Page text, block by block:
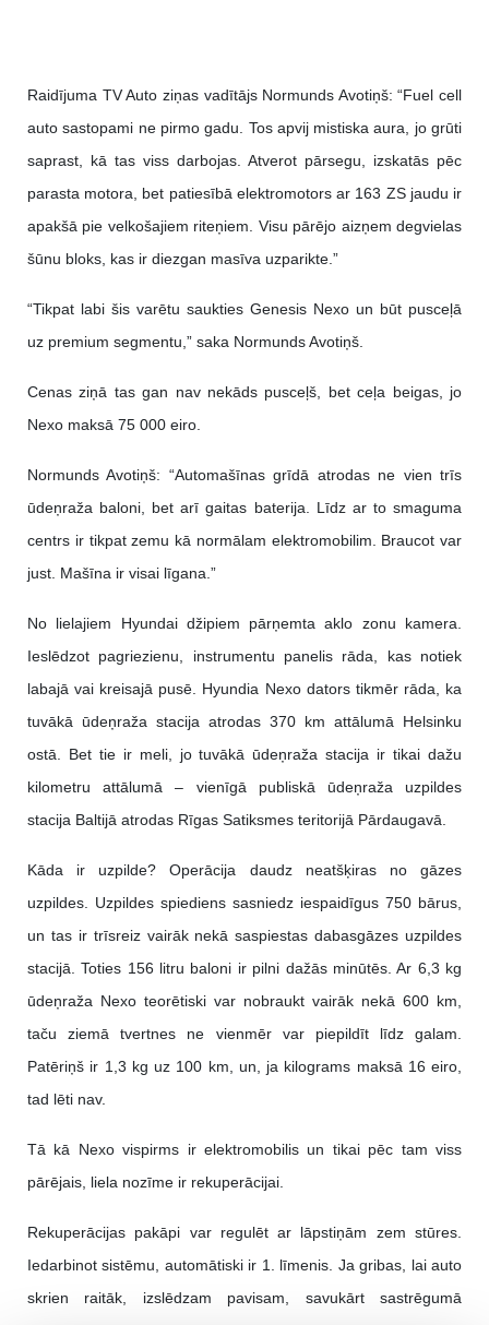
Raidījuma TV Auto ziņas vadītājs Normunds Avotiņš: “Fuel cell
auto sastopami ne pirmo gadu. Tos apvij mistiska aura, jo grūti
saprast, kā tas viss darbojas. Atverot pārsegu, izskatās pēc
parasta motora, bet patiesībā elektromotors ar 163 ZS jaudu ir
apakšā pie velkošajiem riteņiem. Visu pārējo aizņem degvielas
šūnu bloks, kas ir diezgan masīva uzparikte.”
“Tikpat labi šis varētu saukties Genesis Nexo un būt pusceļā
uz premium segmentu,” saka Normunds Avotiņš.
Cenas ziņā tas gan nav nekāds pusceļš, bet ceļa beigas, jo
Nexo maksā 75 000 eiro.
Normunds Avotiņš: “Automašīnas grīdā atrodas ne vien trīs
ūdeņraža baloni, bet arī gaitas baterija. Līdz ar to smaguma
centrs ir tikpat zemu kā normālam elektromobilim. Braucot var
just. Mašīna ir visai līgana.”
No lielajiem Hyundai džipiem pārņemta aklo zonu kamera.
Ieslēdzot pagriezienu, instrumentu panelis rāda, kas notiek
labajā vai kreisajā pusē. Hyundia Nexo dators tikmēr rāda, ka
tuvākā ūdeņraža stacija atrodas 370 km attālumā Helsinku
ostā. Bet tie ir meli, jo tuvākā ūdeņraža stacija ir tikai dažu
kilometru attālumā – vienīgā publiskā ūdeņraža uzpildes
stacija Baltijā atrodas Rīgas Satiksmes teritorijā Pārdaugavā.
Kāda ir uzpilde? Operācija daudz neatšķiras no gāzes
uzpildes. Uzpildes spiediens sasniedz iespaidīgus 750 bārus,
un tas ir trīsreiz vairāk nekā saspiestas dabasgāzes uzpildes
stacijā. Toties 156 litru baloni ir pilni dažās minūtēs. Ar 6,3 kg
ūdeņraža Nexo teorētiski var nobraukt vairāk nekā 600 km,
taču ziemā tvertnes ne vienmēr var piepildīt līdz galam.
Patēriņš ir 1,3 kg uz 100 km, un, ja kilograms maksā 16 eiro,
tad lēti nav.
Tā kā Nexo vispirms ir elektromobilis un tikai pēc tam viss
pārējais, liela nozīme ir rekuperācijai.
Rekuperācijas pakāpi var regulēt ar lāpstiņām zem stūres.
Iedarbinot sistēmu, automātiski ir 1. līmenis. Ja gribas, lai auto
skrien raitāk, izslēdzam pavisam, savukārt sastrēgumā